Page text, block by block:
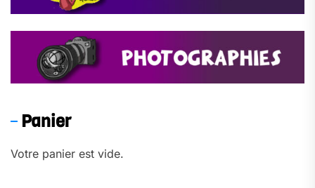
Panier
Votre panier est vide.